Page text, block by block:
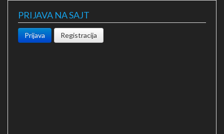
PRIJAVA NA SAJT
Prijava Registracija